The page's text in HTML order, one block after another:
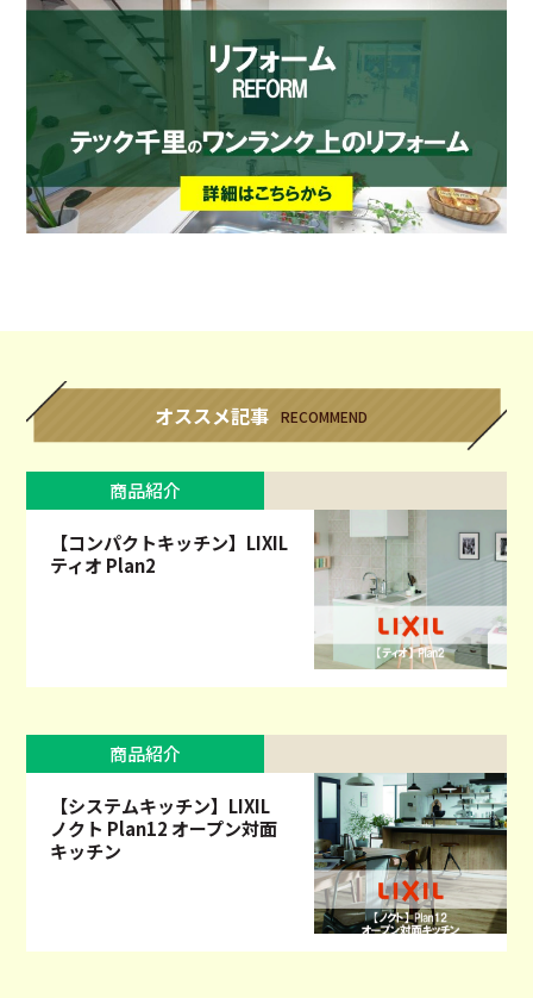
オススメ記事 RECOMMEND
商品紹介
【コンパクトキッチン】LIXIL
ティオ Plan2
商品紹介
【システムキッチン】LIXIL
ノクト Plan12 オープン対面
キッチン